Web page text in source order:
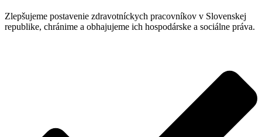
Zlepšujeme postavenie zdravotníckych pracovníkov v Slovenskej
republike, chránime a obhajujeme ich hospodárske a sociálne práva.